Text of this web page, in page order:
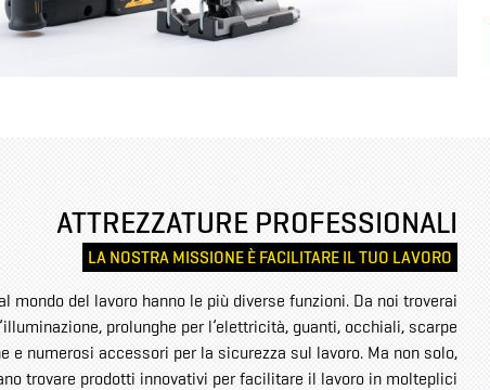
ATTREZZATURE PROFESSIONALI
LA NOSTRA MISSIONE È FACILITARE IL TUO LAVORO
mondo del lavoro hanno le più diverse funzioni. Da noi troverai
prolunghe per l’elettricità, guanti, occhiali, scarpe
e numerosi accessori per la sicurezza sul lavoro. Ma non solo,
trovare prodotti innovativi per facilitare il lavoro in molteplici